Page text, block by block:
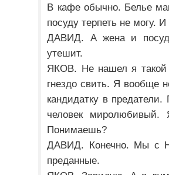
В кафе обычно. Белье
посуду терпеть не могу.
ДАВИД. А жена и
утешит.
ЯКОВ. Не нашел я такой
гнездо свить. Я вообще
кандидатку в
человек
Понимаешь?
ДАВИД. Конечно. Мы с
преданные.